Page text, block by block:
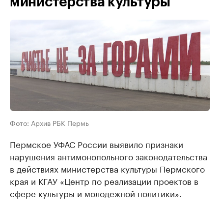
Фото: Архив РБК Пермь
Пермское УФАС России выявило признаки
нарушения антимонопольного законодательства
в действиях министерства культуры Пермского
края и КГАУ «Центр по реализации проектов в
сфере культуры и молодежной политики».